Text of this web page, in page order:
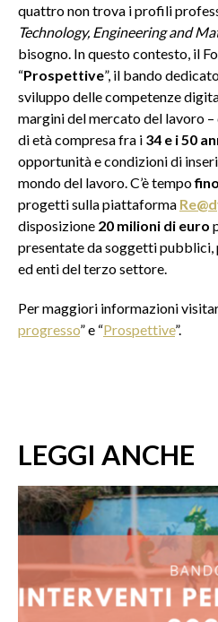
quattro non trova i profili
Technology, Engineering and
bisogno. In questo contesto, il
“Prospettive”, il bando
sviluppo delle competenze
margini del mercato del lavoro
di età compresa fra i 34 e i 50
opportunità e condizioni di
mondo del lavoro. C’è tempo
progetti sulla piattaforma
disposizione 20 milioni di euro
presentate da soggetti pubblici,
ed enti del terzo settore.
Per maggiori informazioni
progresso” e “Prospettive”.
LEGGI ANCHE